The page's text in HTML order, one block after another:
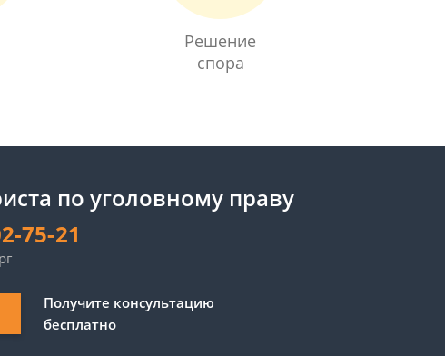
Решение
спора
по уголовному праву
75-21
Получите консультацию
бесплатно